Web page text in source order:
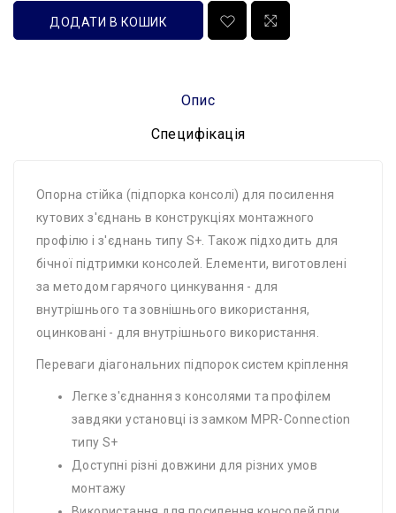
ДОДАТИ В КОШИК
Опис
Специфікація
Опорна стійка (підпорка консолі) для посилення
кутових з'єднань в конструкціях монтажного
профілю і з'єднань типу S+. Також підходить для
бічної підтримки консолей. Елементи, виготовлені
за методом гарячого цинкування - для
внутрішнього та зовнішнього використання,
оцинковані - для внутрішнього використання.
Переваги діагональних підпорок систем кріплення
Легке з'єднання з консолями та профілем
завдяки установці із замком MPR-Connection
типу S+
Доступні різні довжини для різних умов
монтажу